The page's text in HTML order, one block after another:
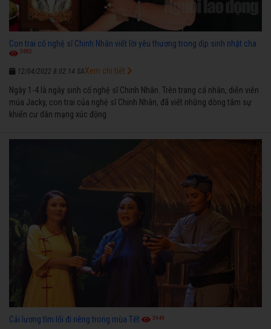
Con trai cố nghệ sĩ Chinh Nhân viết lời yêu thương trong dịp sinh nhật cha
3692
12/04/2022 8:02:14 SA
Ngày 1-4 là ngày sinh cố nghệ sĩ Chinh Nhân. Trên trang cá nhân, diễn viên
múa Jacky, con trai của nghệ sĩ Chinh Nhân, đã viết những dòng tâm sự
khiến cư dân mạng xúc động
Xem chi tiết
Cải lương tìm lối đi riêng trong mùa Tết 3949